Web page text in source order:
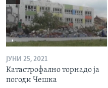
ЈУНИ 25, 2021
Катастрофално торнадо ја
погоди Чешка